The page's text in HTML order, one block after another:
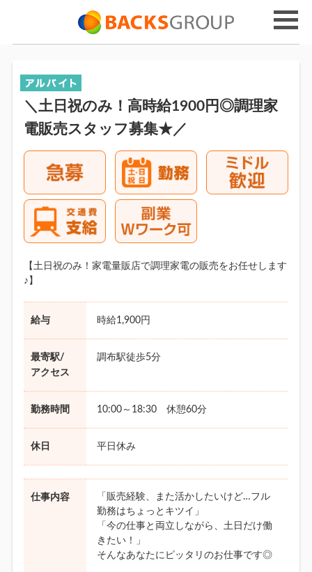
＼土日祝のみ！高時給1900円◎調理家
電販売スタッフ募集★／
【土日祝のみ！家電量販店で調理家電の販売をお任せします
♪】
給与 時給1,900円
最寄駅/
アクセス
調布駅徒歩5分
勤務時間 10:00～18:30 休憩60分
休日 平日休み
仕事内容
「販売経験、また活かしたいけど…フル
勤務はちょっとキツイ」
「今の仕事と両立しながら、土日だけ働
きたい！」
そんなあなたにピッタリのお仕事です◎